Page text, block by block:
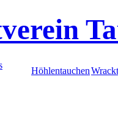
Höhlentauchen